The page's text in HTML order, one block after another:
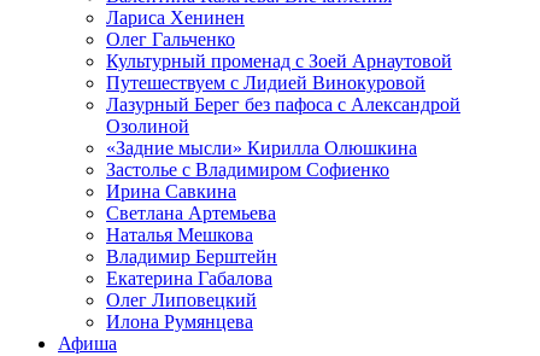
Лариса Хенинен
Олег Гальченко
Культурный променад с Зоей Арнаутовой
Путешествуем с Лидией Винокуровой
Лазурный Берег без пафоса с Александрой
Озолиной
«Задние мысли» Кирилла Олюшкина
Застолье с Владимиром Софиенко
Ирина Савкина
Светлана Артемьева
Наталья Мешкова
Владимир Берштейн
Екатерина Габалова
Олег Липовецкий
Илона Румянцева
Афиша